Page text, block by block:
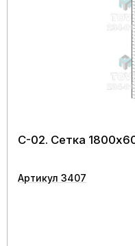
С-02. Сетка
Артикул 3407